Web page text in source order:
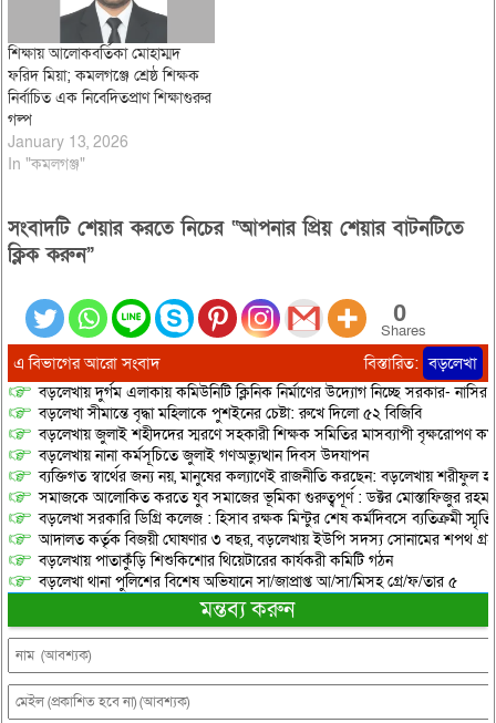
শিক্ষায় আলোকবর্তিকা মোহাম্মদ
ফরিদ মিয়া; কমলগঞ্জে শ্রেষ্ঠ শিক্ষক
নির্বাচিত এক নিবেদিতপ্রাণ শিক্ষাগুরুর
গল্প
January 13, 2026
In "কমলগঞ্জ"
সংবাদটি শেয়ার করতে নিচের “আপনার প্রিয় শেয়ার বাটনটিতে
ক্লিক করুন”
0
Shares
এ বিভাগের আরো সংবাদ বিস্তারিত: বড়লেখা
বড়লেখায় দুর্গম এলাকায় কমিউনিটি ক্লিনিক নির্মাণের উদ্যোগ নিচ্ছে সরকার-
বড়লেখা সীমান্তে বৃদ্ধা মহিলাকে পুশইনের চেষ্টা: রুখে দিলো ৫২ বিজিবি
বড়লেখায় জুলাই শহীদদের স্মরণে সহকারী শিক্ষক সমিতির মাসব্যাপী বৃক্ষরোপণ
বড়লেখায় নানা কর্মসূচিতে জুলাই গণঅভ্যুত্থান দিবস উদযাপন
ব্যক্তিগত স্বার্থের জন্য নয়, মানুষের কল্যাণেই রাজনীতি করছেন: বড়লেখায় শরীফুল
সমাজকে আলোকিত করতে যুব সমাজের ভূমিকা গুরুত্বপূর্ণ : ডক্টর মোস্তাফিজুর
বড়লেখা সরকারি ডিগ্রি কলেজ : হিসাব রক্ষক মিন্টুর শেষ কর্মদিবসে ব্যতিক্রমী
আদালত কর্তৃক বিজয়ী ঘোষণার ৩ বছর, বড়লেখায় ইউপি সদস্য সোনামের শপথ
বড়লেখায় পাতাকুঁড়ি শিশুকিশোর থিয়েটারের কার্যকরী কমিটি গঠন
বড়লেখা থানা পুলিশের বিশেষ অভিযানে সা/জাপ্রাপ্ত আ/সা/মিসহ গ্রে/ফ/তার ৫
মন্তব্য করুন